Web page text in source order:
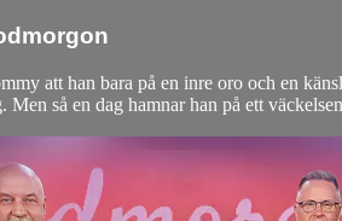
att han bara på en inre oro och en
Men så en dag hamnar han på ett